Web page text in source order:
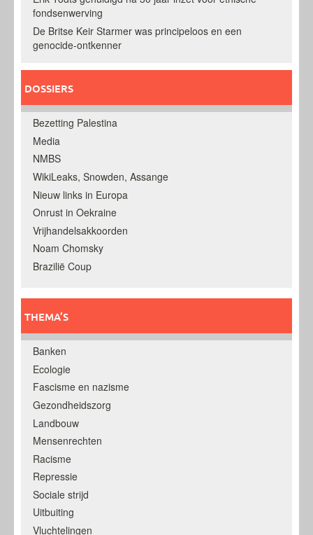
fondsenwerving
De Britse Keir Starmer was principeloos en een
genocide-ontkenner
DOSSIERS
Bezetting Palestina
Media
NMBS
WikiLeaks, Snowden, Assange
Nieuw links in Europa
Onrust in Oekraine
Vrijhandelsakkoorden
Noam Chomsky
Brazilië Coup
THEMA’S
Banken
Ecologie
Fascisme en nazisme
Gezondheidszorg
Landbouw
Mensenrechten
Racisme
Repressie
Sociale strijd
Uitbuiting
Vluchtelingen